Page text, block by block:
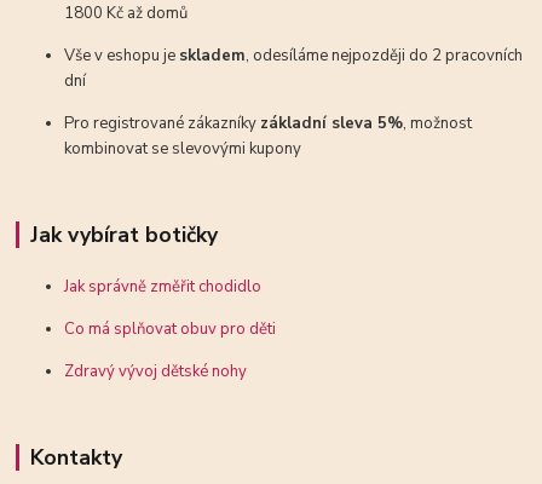
1800 Kč až domů
Vše v eshopu je skladem, odesíláme nejpozději do 2 pracovních
dní
Pro registrované zákazníky základní sleva 5%, možnost
kombinovat se slevovými kupony
Jak vybírat botičky
Jak správně změřit chodidlo
Co má splňovat obuv pro děti
Zdravý vývoj dětské nohy
Kontakty